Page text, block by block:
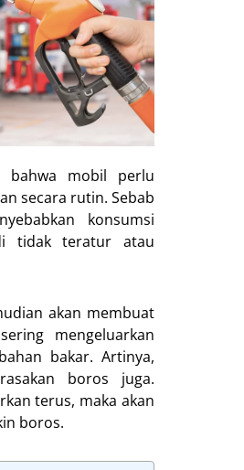
mobil perlu
secara rutin. Sebab
konsumsi
tidak teratur atau
akan membuat
mengeluarkan
bakar. Artinya,
boros juga.
terus, maka akan
boros.